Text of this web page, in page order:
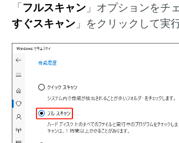
「フルスキャン 」オプションをチ
すぐスキャン 」をクリックして実